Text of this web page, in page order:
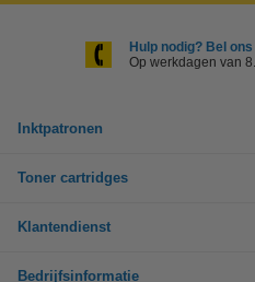
Hulp nodig? Bel
Op werkdagen van
Inktpatronen
Toner cartridges
Klantendienst
Bedrijfsinformatie